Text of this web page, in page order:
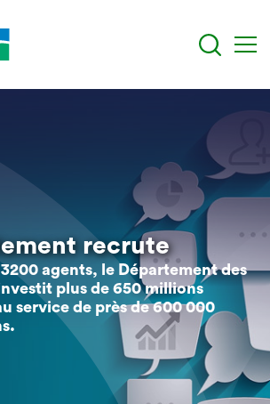
recrute
agents, le Département des
plus de 650 millions
service de près de 600 000